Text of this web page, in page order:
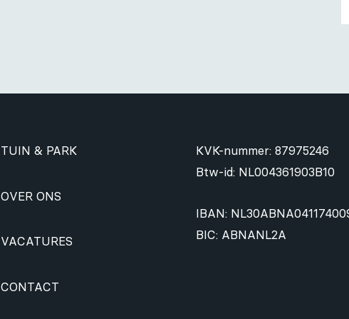
TUIN & PARK
OVER ONS
VACATURES
CONTACT
KVK-nummer: 87975246
Btw-id: NL004361903B10
IBAN:
BIC: ABNANL2A